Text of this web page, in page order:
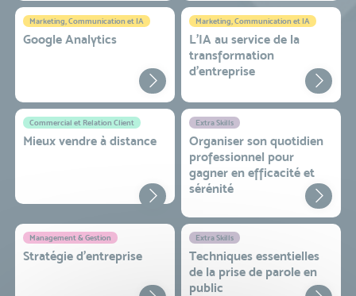
Marketing, Communication et IA
Google Analytics
Marketing, Communication et IA
L'IA au service de la
transformation
d'entreprise
Commercial et Relation Client
Mieux vendre à distance
Extra Skills
Organiser son quotidien
professionnel pour
gagner en efficacité et
sérénité
Management & Gestion
Stratégie d’entreprise
Extra Skills
Techniques essentielles
de la prise de parole en
public